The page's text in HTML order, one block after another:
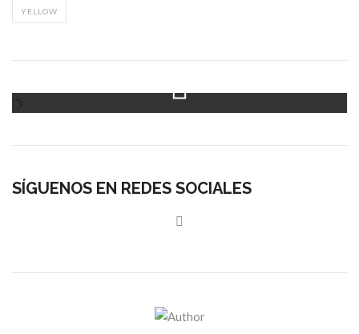
YELLOW
SÍGUENOS EN REDES SOCIALES